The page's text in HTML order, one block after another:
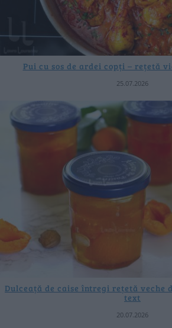
Pui cu sos de ardei copți – rețetă
25.07.2026
Dulceață de caise întregi rețetă veche
text
20.07.2026